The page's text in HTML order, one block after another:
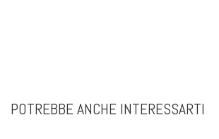
POTREBBE ANCHE INTERESSARTI